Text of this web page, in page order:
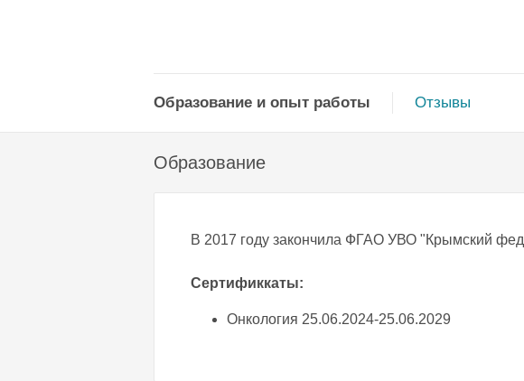
Образование и опыт работы Отзывы
Образование
В 2017 году закончила ФГАО УВО "Крымский
Сертификкаты:
Онкология 25.06.2024-25.06.2029